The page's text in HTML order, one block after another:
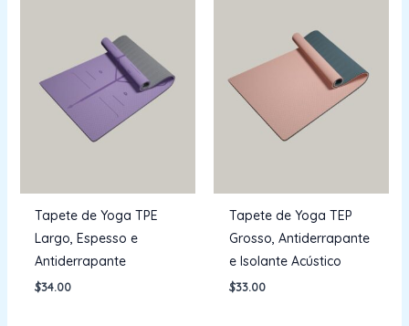
Tapete de Yoga TPE
Largo, Espesso e
Antiderrapante
$34.00
Tapete de Yoga TEP
Grosso, Antiderrapante
e Isolante Acústico
$33.00